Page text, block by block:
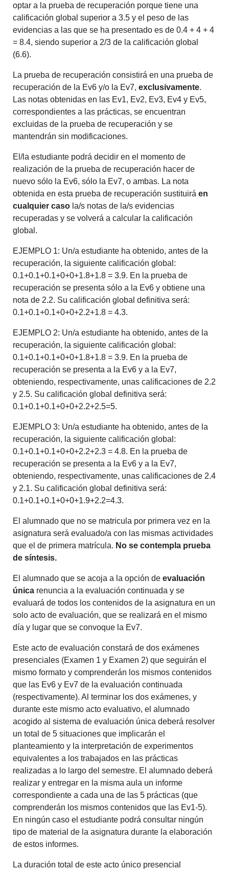
optar a la prueba de recuperación porque tiene una
calificación global superior a 3.5 y el peso de las
evidencias a las que se ha presentado es de 0.4 + 4 + 4
= 8.4, siendo superior a 2/3 de la calificación global
(6.6).
La prueba de recuperación consistirá en una prueba de
recuperación de la Ev6 y/o la Ev7,exclusivamente.
Las notas obtenidas en las Ev1, Ev2, Ev3, Ev4 y Ev5,
correspondientes a las prácticas, se encuentran
excluidas de la prueba de recuperación y se
mantendrán sin modificaciones.
El/la estudiante podrá decidir en el momento de
realización de la prueba de recuperación hacer de
nuevo sólo la Ev6, sólo la Ev7, o ambas. La nota
obtenida en esta prueba de recuperación sustituiráen
cualquier caso la/s notas de la/s evidencias
recuperadas y se volverá a calcular la calificación
global.
EJEMPLO 1: Un/a estudiante ha obtenido, antes de la
recuperación, la siguiente calificación global:
0.1+0.1+0.1+0+0+1.8+1.8 = 3.9. En la prueba de
recuperación se presenta sólo a la Ev6 y obtiene una
nota de 2.2. Su calificación global definitiva será:
0.1+0.1+0.1+0+0+2.2+1.8 = 4.3.
EJEMPLO 2: Un/a estudiante ha obtenido, antes de la
recuperación, la siguiente calificación global:
0.1+0.1+0.1+0+0+1.8+1.8 = 3.9. En la prueba de
recuperación se presenta a la Ev6 y a la Ev7,
obteniendo, respectivamente, unas calificaciones de 2.2
y 2.5. Su calificación global definitiva será:
0.1+0.1+0.1+0+0+2.2+2.5=5.
EJEMPLO 3: Un/a estudiante ha obtenido, antes de la
recuperación, la siguiente calificación global:
0.1+0.1+0.1+0+0+2.2+2.3 = 4.8. En la prueba de
recuperación se presenta a la Ev6 y a la Ev7,
obteniendo, respectivamente, unas calificaciones de 2.4
y 2.1. Su calificación global definitiva será:
0.1+0.1+0.1+0+0+1.9+2.2=4.3.
El alumnado que no se matricula por primera vez en la
asignatura será evaluado/a con las mismas actividades
que el de primera matrícula. No se contempla prueba
de síntesis.
El alumnado que se acoja a la opción deevaluación
única renuncia a la evaluación continuada y se
evaluará de todos los contenidos de la asignatura en un
solo acto de evaluación, que se realizará en el mismo
día y lugar que se convoque la Ev7.
Este acto de evaluación constará de dos exámenes
presenciales (Examen 1 y Examen 2) que seguirán el
mismo formato y comprenderán los mismos contenidos
que las Ev6 y Ev7 de la evaluación continuada
(respectivamente). Al terminar los dos exámenes, y
durante este mismo acto evaluativo, el alumnado
acogido al sistema de evaluación única deberá resolver
un total de 5 situaciones que implicarán el
planteamiento y la interpretación de experimentos
equivalentes a los trabajados en las prácticas
realizadas a lo largo del semestre. El alumnado deberá
realizar y entregar en la misma aula un informe
correspondiente a cada una de las 5 prácticas (que
comprenderán los mismos contenidos que las Ev1-5).
En ningún caso el estudiante podrá consultar ningún
tipo de material de la asignatura durante la elaboración
de estos informes.
La duración total de este acto único presencial